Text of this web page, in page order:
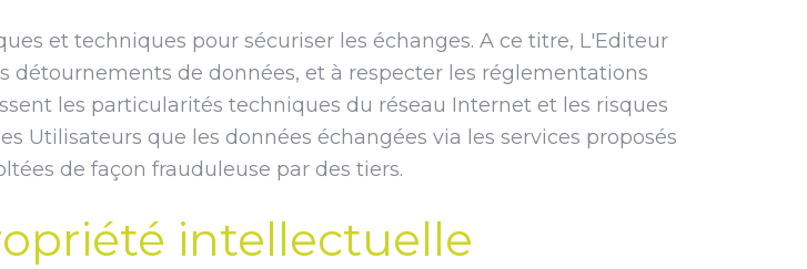
et techniques pour sécuriser les échanges. A ce titre, L'Editeur
de données, et à respecter les réglementations
les particularités techniques du réseau Internet et les risques
Utilisateurs que les données échangées via les services proposés
de façon frauduleuse par des tiers.
intellectuelle